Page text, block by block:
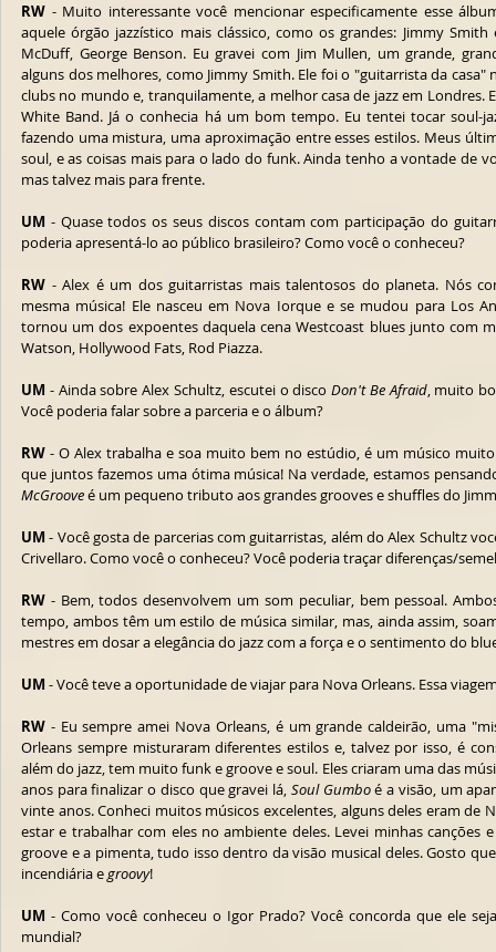
RW - Muito interessante você mencionar especificamente esse
aquele órgão jazzístico mais clássico, como os grandes: Jimmy
McDuff, George Benson. Eu gravei com Jim Mullen, um grande,
alguns dos melhores, como Jimmy Smith. Ele foi o "guitarrista da casa"
clubs no mundo e, tranquilamente, a melhor casa de jazz em Londres.
White Band. Já o conhecia há um bom tempo. Eu tentei tocar soul-
fazendo uma mistura, uma aproximação entre esses estilos. Meus
soul, e as coisas mais para o lado do funk. Ainda tenho a vontade de
mas talvez mais para frente.
UM - Quase todos os seus discos contam com participação do
poderia apresentá-lo ao público brasileiro? Como você o conheceu?
RW - Alex é um dos guitarristas mais talentosos do planeta. Nós
mesma música! Ele nasceu em Nova Iorque e se mudou para Los
tornou um dos expoentes daquela cena Westcoast blues junto com
Watson, Hollywood Fats, Rod Piazza.
UM - Ainda sobre Alex Schultz, escutei o disco Don't Be Afraid, muito
Você poderia falar sobre a parceria e o álbum?
RW - O Alex trabalha e soa muito bem no estúdio, é um músico
que juntos fazemos uma ótima música! Na verdade, estamos
McGroove é um pequeno tributo aos grandes grooves e shuffles do
UM - Você gosta de parcerias com guitarristas, além do Alex Schultz
Crivellaro. Como você o conheceu? Você poderia traçar diferenças/
RW - Bem, todos desenvolvem um som peculiar, bem pessoal.
tempo, ambos têm um estilo de música similar, mas, ainda assim,
mestres em dosar a elegância do jazz com a força e o sentimento do
UM - Você teve a oportunidade de viajar para Nova Orleans. Essa
RW - Eu sempre amei Nova Orleans, é um grande caldeirão, uma
Orleans sempre misturaram diferentes estilos e, talvez por isso, é
além do jazz, tem muito funk e groove e soul. Eles criaram uma das
anos para finalizar o disco que gravei lá, Soul Gumbo é a visão, um
vinte anos. Conheci muitos músicos excelentes, alguns deles eram de
estar e trabalhar com eles no ambiente deles. Levei minhas canções
groove e a pimenta, tudo isso dentro da visão musical deles. Gosto
incendiária e groovy!
UM - Como você conheceu o Igor Prado? Você concorda que ele
mundial?